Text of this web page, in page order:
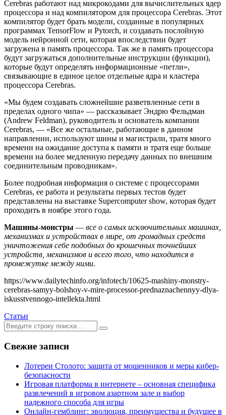
Cerebras работают над микрокодами для вычислительных ядер
процессора и над компилятором для процессора Cerebras. Этот
компилятор будет брать модели, созданные в популярных
программах TensorFlow и Pytorch, и создавать послойную
модель нейронной сети, которая впоследствии будет
загружена в память процессора. Так же в память процессора
будут загружаться дополнительные инструкции (функции),
которые будут определять информационные «петли»,
связывающие в единое целое отдельные ядра и кластера
процессора Cerebras.
«Мы будем создавать сложнейшие разветвленные сети в
пределах одного чипа» — рассказывает Эндрю Фельдман
(Andrew Feldman), руководитель и основатель компании
Cerebras, — «Все же остальные, работающие в данном
направлении, используют шины и магистрали, тратя много
времени на ожидание доступа к памяти и тратя еще больше
времени на более медленную передачу данных по внешним
соединительным проводникам».
Более подробная информация о системе с процессорами
Cerebras, ее работа и результаты первых тестов будет
представлены на выставке Supercomputer show, которая будет
проходить в ноябре этого года.
Машины-монстры — все о самых исключительных машинах,
механизмах и устройствах в мире, от громадных средств
уничтожения себе подобных до крошечных точнейших
устройств, механизмов и всего того, что находится в
промежутке между ними.
https://www.dailytechinfo.org/infotech/10625-mashiny-monstry-
cerebras-samyy-bolshoy-v-mire-processor-prednaznachennyy-dlya-
iskusstvennogo-intellekta.html
Статьи
Ищем:
[текст]
Свежие записи
Лотереи Столото: защита от мошенников и меры кибер-
безопасности
Игровая платформа в интернете – основная специфика
развлечений в игровом азартном зале и выбор
надежного способа для игры
Онлайн-гемблинг: эволюция, преимущества и будущее в